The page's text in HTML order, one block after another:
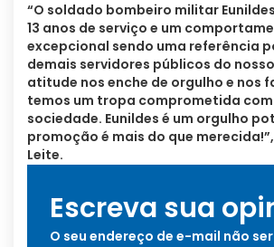
“O soldado bombeiro militar
13 anos de serviço e um
excepcional sendo uma referência
demais servidores públicos do
atitude nos enche de orgulho e nos
temos um tropa comprometida
sociedade. Eunildes é um orgulho
promoção é mais do que
Leite.
Escreva sua
O seu endereço de e-mail não